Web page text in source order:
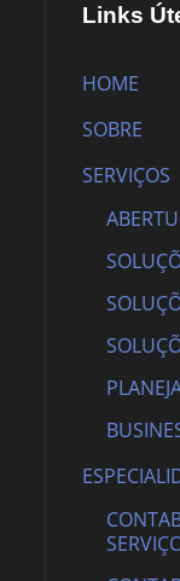
Links
HOME
SOBRE
SERVIÇOS